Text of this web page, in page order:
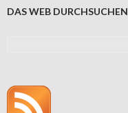
DAS WEB DURCHSUCHEN